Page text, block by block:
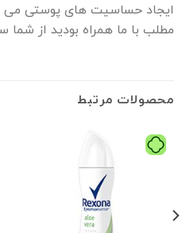
ایجاد حساسیت های پوستی می
مطلب با ما همراه بودید از شما
محصولات مرتبط